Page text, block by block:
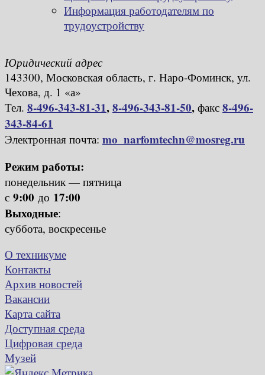
Информация работодателям по
трудоустройству
Юридический адрес
143300, Московская область, г. Наро-Фоминск, ул.
Чехова, д. 1 «а»
Тел. 8-496-343-81-31,8-496-343-81-50, факс 8-496-
343-84-61
Электронная почта: mo_narfomtechn@mosreg.ru
Режим работы:
понедельник — пятница
с 9:00 до 17:00
Выходные:
суббота, воскресенье
О техникуме
Контакты
Архив новостей
Вакансии
Карта сайта
Доступная среда
Цифровая среда
Музей